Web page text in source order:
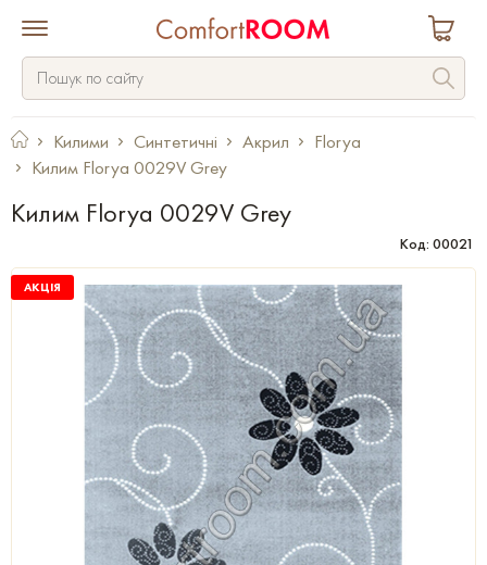
Килими Синтетичні Акрил
Florya
Килим Florya 0029V Grey
Килим Florya 0029V Grey
Код: 00021
АКЦІЯ